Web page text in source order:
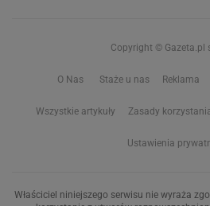
Copyright © Gazeta.pl
O Nas Staże u nas Reklama
Wszystkie artykuły Zasady
Ustawienia
Właściciel niniejszego serwisu nie wyraża